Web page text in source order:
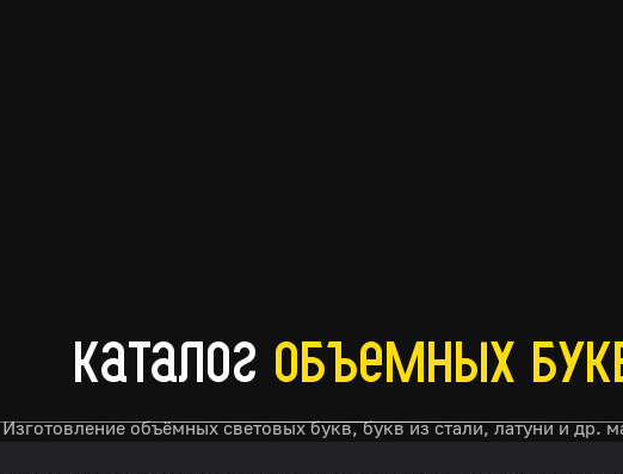
каталог объемных
Изготовление объёмных световых букв, букв из стали, латуни и др.